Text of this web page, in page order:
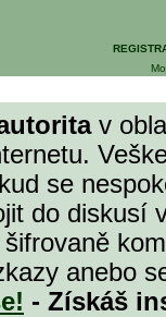
v
se
do diskusí
anebo
- Získáš